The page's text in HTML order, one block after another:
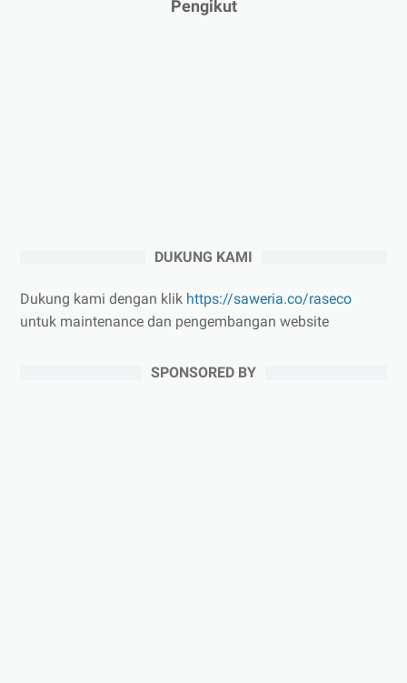
Pengikut
DUKUNG KAMI
Dukung kami dengan klik https://saweria.co/raseco
untuk maintenance dan pengembangan website
SPONSORED BY